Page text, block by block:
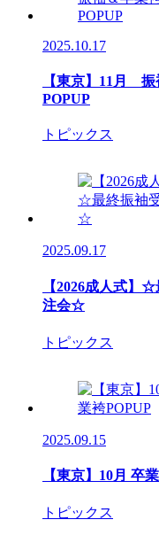
2025.10.17
【東京】11月 振
POPUP
トピックス
2025.09.17
【2026成人式】
注会☆
トピックス
2025.09.15
【東京】10月 卒
トピックス